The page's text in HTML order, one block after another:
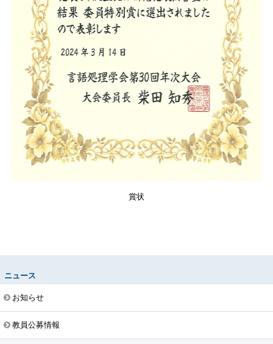
賞状
ニュース
お知らせ
教員公募情報